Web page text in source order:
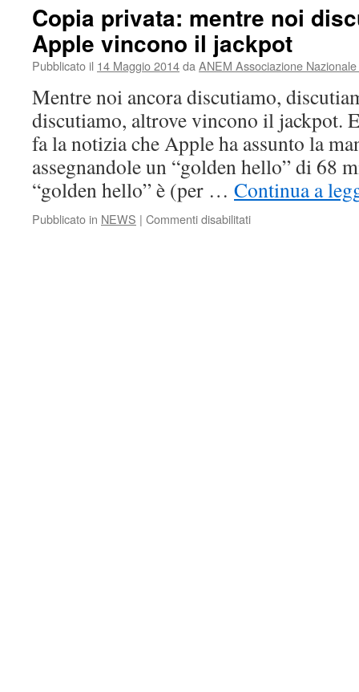
Roma
riunione
del
gruppo
lavoro
internazionale
Copia privata: mentre noi
Apple vincono il jackpot
Pubblicato il 14 Maggio 2014da ANEM Associazione
Mentre noi ancora discutiamo,
discutiamo, altrove vincono il jackpot.
fa la notizia che Apple ha assunto la
assegnandole un “golden hello” di 68
“golden hello” è (per … Continua a
Pubblicato in NEWS | Commenti disabilitatisu